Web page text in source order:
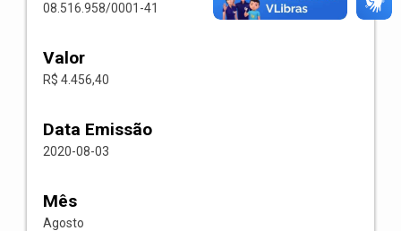
08.516.958/0001-41
Valor
R$ 4.456,40
Data Emissão
2020-08-03
Mês
Agosto